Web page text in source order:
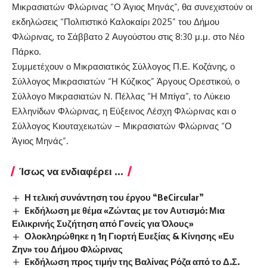
Μικρασιατών Φλώρινας “Ο Άγιος Μηνάς”, θα συνεχιστούν οι
εκδηλώσεις “Πολιτιστικό Καλοκαίρι 2025” του Δήμου
Φλώρινας, το Σάββατο 2 Αυγούστου στις 8:30 μ.μ. στο Νέο
Πάρκο.
Συμμετέχουν ο Μικρασιατικός Σύλλογος Π.Ε. Κοζάνης, ο
Σύλλογος Μικρασιατών “Η Κύζικος” Άργους Ορεστικού, ο
Σύλλογο Μικρασιατών Ν. Πέλλας “Η Μπίγα”, το Λύκειο
Ελληνίδων Φλώρινας, η Εύξεινος Λέσχη Φλώρινας και ο
Σύλλογος Κιουταχειωτών – Μικρασιατών Φλώρινας “Ο
Άγιος Μηνάς”.
Ίσως να ενδιαφέρει ...
Η τελική συνάντηση του έργου “BeCircular”
Eκδήλωση με θέμα «Ζώντας με τον Αυτισμό: Μια
Ειλικρινής Συζήτηση από Γονείς για Όλους»
Ολοκληρώθηκε η 1η Γιορτή Ευεξίας & Κίνησης «Ευ
Ζην» του Δήμου Φλώρινας
Eκδήλωση προς τιμήν της Βαλίνας Ρόζα από το Δ.Σ.